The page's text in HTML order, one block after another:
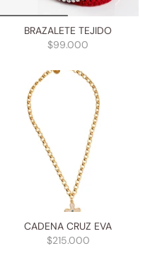
BRAZALETE TEJIDO
$99.000
CADENA CRUZ EVA
$215.000